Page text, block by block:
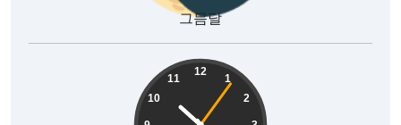
그믐달
12
1
2
10
11